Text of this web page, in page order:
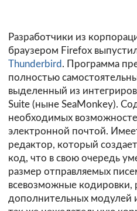
Разработчики из
браузером Firefox
Thunderbird . Программа
полностью
выделенный из
Suite (ныне SeaMonkey).
необходимых
электронной почтой.
редактор, который
код, что в свою очередь
размер отправляемых
всевозможные кодировки,
дополнительных модулей